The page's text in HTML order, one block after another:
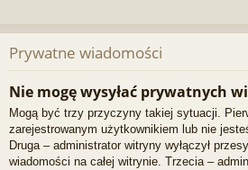
Prywatne wiadomości
Nie mogę wysyłać prywatnych
Mogą być trzy przyczyny takiej sytuacji.
zarejestrowanym użytkownikiem lub nie
Druga – administrator witryny wyłączył
wiadomości na całej witrynie. Trzecia –